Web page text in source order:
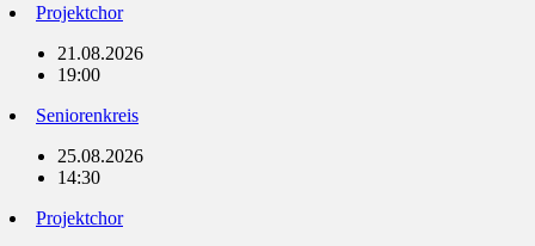
Projektchor
21.08.2026
19:00
Seniorenkreis
25.08.2026
14:30
Projektchor